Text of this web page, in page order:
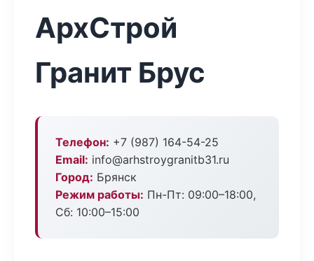
АрхСтрой
Гранит Брус
Телефон: +7 (987) 164-54-25
Email: info@arhstroygranitb31.ru
Город: Брянск
Режим работы: Пн-Пт: 09:00–18:00,
Сб: 10:00–15:00